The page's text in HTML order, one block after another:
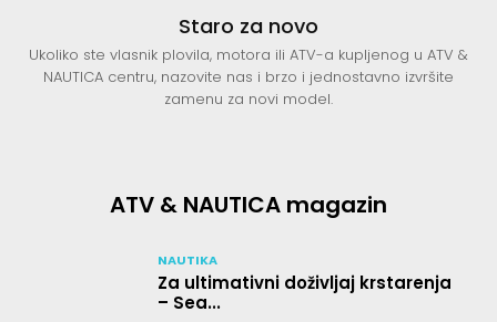
Staro za novo
Ukoliko ste vlasnik plovila, motora ili ATV-a kupljenog u ATV &
NAUTICA centru, nazovite nas i brzo i jednostavno izvršite
zamenu za novi model.
ATV & NAUTICA magazin
NAUTIKA
Za ultimativni doživljaj krstarenja
– Sea...